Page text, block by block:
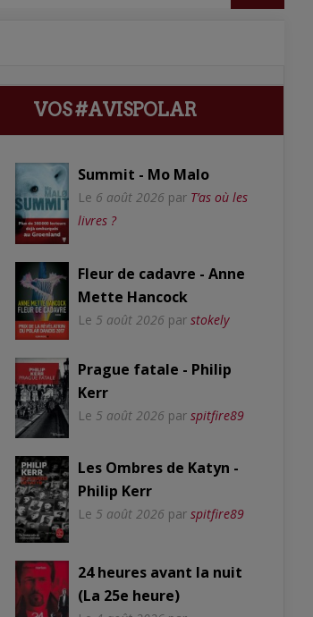
VOS #AVISPOLAR
Summit - Mo Malo
Le 6 août 2026 par T’as où les
livres ?
Fleur de cadavre - Anne
Mette Hancock
Le 5 août 2026 par stokely
Prague fatale - Philip
Kerr
Le 5 août 2026 par spitfire89
Les Ombres de Katyn -
Philip Kerr
Le 5 août 2026 par spitfire89
24 heures avant la nuit
(La 25e heure)